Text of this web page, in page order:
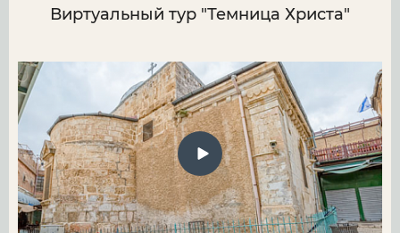
Виртуальный тур "Темница Христа"